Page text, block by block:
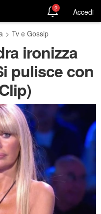
2 Accedi
> Tv e Gossip
ironizza
pulisce con